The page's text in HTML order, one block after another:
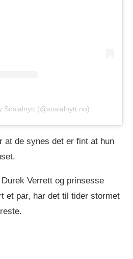
Sosialnytt (@sosialnytt.no)
at de synes det er fint at hun
Verrett og prinsesse
et par, har det til tider stormet